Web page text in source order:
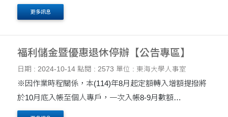
號：儲金業字第1131002113 號 主旨：有關教育部函釋辦
理分期請領人員於分期請領專戶結清前，已自分....
更多訊息
福利儲金暨優惠退休停辦【公告專區】
日期 : 2024-10-14 點閱 : 2573 單位 : 東海大學人事室
※因作業時程關係，本(114)年8月起定額轉入增額提撥將
於10月底入帳至個人專戶，一次入帳8-9月數額
（$10,000*2=$20,000），特此說明※ 定額轉入私校退撫